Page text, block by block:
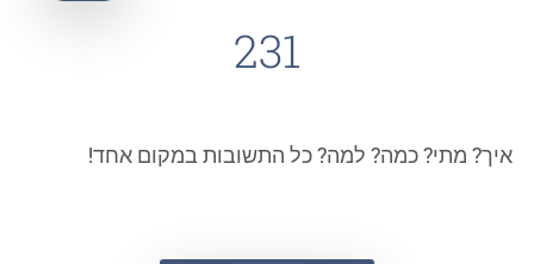
231
איך? מתי? כמה? למה? כל התשובות במקום אחד!